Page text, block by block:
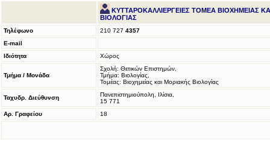
ΚΥΤΤΑΡΟΚΑΛΛΙΕΡΓΕΙΕΣ ΤΟΜΕΑ ΒΙΟΧΗΜΕΙΑΣ
ΒΙΟΛΟΓΙΑΣ
Τηλέφωνο 210 727 4357
E-mail
Ιδιότητα
Χώρος
Τμήμα / Μονάδα
Σχολή: Θετικών Επιστημών,
Τμήμα: Βιολογίας,
Τομέας: Βιοχημείας και Μοριακής Βιολογίας
Ταχυδρ. Διεύθυνση
Πανεπιστημιούπολη, Ιλίσια,
15 771
Αρ. Γραφείου
18